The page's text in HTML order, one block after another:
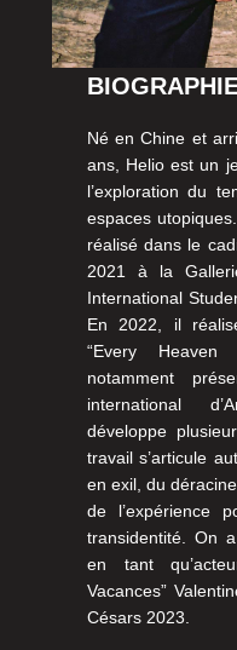
Né en Chine et
ans, Helio est un
l’exploration du
espaces
réalisé dans le
2021 à la
International
En 2022, il
“Every
notamment
international
développe
travail s’articule
en exil, du
de l’expérience
transidentité. On
en tant
Vacances”
Césars 2023.